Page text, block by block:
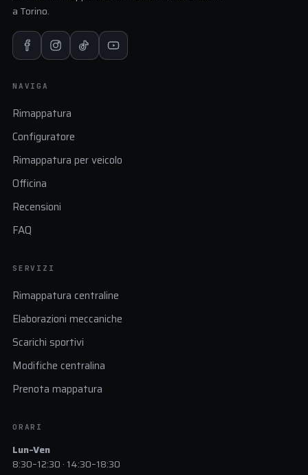
a Torino.
NAVIGA
Rimappatura
Configuratore
Rimappatura per veicolo
Officina
Recensioni
FAQ
SERVIZI
Rimappatura centraline
Elaborazioni meccaniche
Scarichi sportivi
Modifiche centralina
Prenota mappatura
ORARI
Lun–Ven
8:30–12:30 · 14:30–18:30